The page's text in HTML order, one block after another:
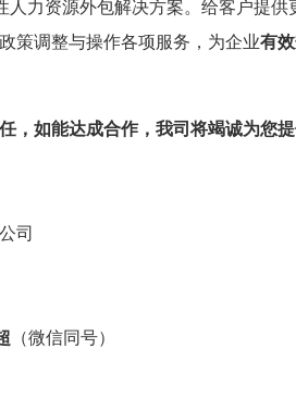
人力资源外包解决方案。给客户提
策调整与操作各项服务，为企业有
，如能达成合作，我司将竭诚为您提
司
（微信同号）